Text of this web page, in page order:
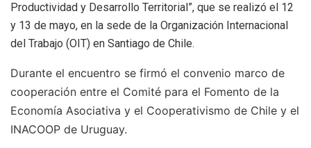
Productividad y Desarrollo Territorial”, que se realizó el 12
y 13 de mayo, en la sede de la Organización Internacional
del Trabajo (OIT) en Santiago de Chile.
Durante el encuentro se firmó el convenio marco de
cooperación entre el Comité para el Fomento de la
Economía Asociativa y el Cooperativismo de Chile y el
INACOOP de Uruguay.